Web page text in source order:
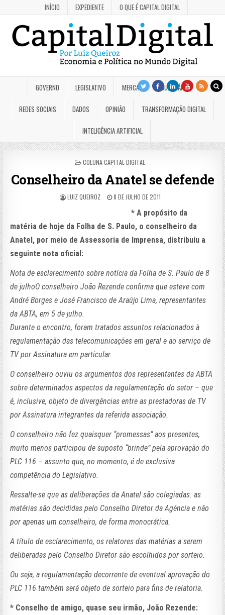
INÍCIO EXPEDIENTE O QUE É CAPITAL DIGITAL
GOVERNO LEGISLATIVO MERCADO JUDICIÁRIO
REDES SOCIAIS DADOS OPINIÃO TRANSFORMAÇÃO DIGITAL
INTELIGÊNCIA ARTIFICIAL
POSTED
COLUNA CAPITAL DIGITAL
Conselheiro da Anatel se defende
LUIZ QUEIROZ 8 DE JULHO DE 2011
* A propósito da
matéria de hoje da Folha de S. Paulo, o conselheiro da
Anatel, por meio de Assessoria de Imprensa, distribuiu a
seguinte nota oficial:
Nota de esclarecimento sobre notícia da Folha de S. Paulo de 8
de julhoO conselheiro João Rezende confirma que esteve com
André Borges e José Francisco de Araújo Lima, representantes
da ABTA, em 5 de julho.
Durante o encontro, foram tratados assuntos relacionados à
regulamentação das telecomunicações em geral e ao serviço de
TV por Assinatura em particular.
O conselheiro ouviu os argumentos dos representantes da ABTA
sobre determinados aspectos da regulamentação do setor – que
é, inclusive, objeto de divergências entre as prestadoras de TV
por Assinatura integrantes da referida associação.
O conselheiro não fez quaisquer “promessas” aos presentes,
muito menos participou de suposto “brinde” pela aprovação do
PLC 116 – assunto que, no momento, é de exclusiva
competência do Legislativo.
Ressalte-se que as deliberações da Anatel são colegiadas: as
matérias são decididas pelo Conselho Diretor da Agência e não
por apenas um conselheiro, de forma monocrática.
A título de esclarecimento, os relatores das matérias a serem
deliberadas pelo Conselho Diretor são escolhidos por sorteio.
Ou seja, a regulamentação decorrente de eventual aprovação do
PLC 116 também será objeto de sorteio para fins de relatoria.
* Conselho de amigo, quase seu irmão, João Rezende: